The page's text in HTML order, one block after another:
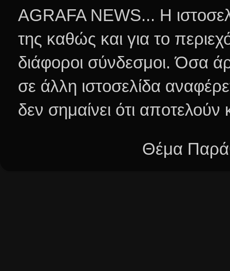
AGRAFA NEWS... Η
της καθώς και για το
διάφοροι σύνδεσμοι.Όσα
σε άλλη ιστοσελίδα
δεν σημαίνει ότι
Θέμα